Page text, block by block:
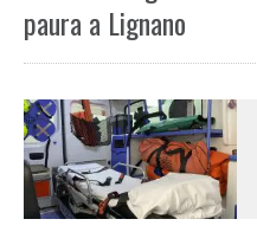
paura a Lignano